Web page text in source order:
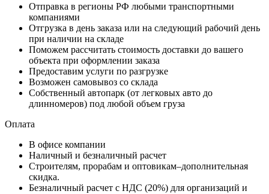
Отправка в регионы РФ любыми транспортными
компаниями
Отгрузка в день заказа или на следующий рабочий день
при наличии на складе
Поможем рассчитать стоимость доставки до вашего
объекта при оформлении заказа
Предоставим услуги по разгрузке
Возможен самовывоз со склада
Собственный автопарк (от легковых авто до
длинномеров) под любой объем груза
Оплата
В офисе компании
Наличный и безналичный расчет
Строителям, прорабам и оптовикам–дополнительная
скидка.
Безналичный расчет с НДС (20%) для организаций и